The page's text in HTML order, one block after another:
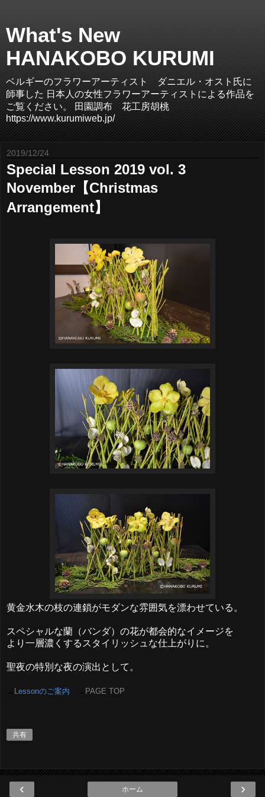
What's New
HANAKOBO KURUMI
ベルギーのフラワーアーティスト ダニエル・オスト氏に
師事した 日本人の女性フラワーアーティストによる作品を
ご覧ください。 田園調布 花工房胡桃
https://www.kurumiweb.jp/
2019/12/24
Special Lesson 2019 vol. 3
November【Christmas
Arrangement】
黄金水木の枝の連鎖がモダンな雰囲気を漂わせている。
スペシャルな蘭（バンダ）の花が都会的なイメージを
より一層濃くするスタイリッシュな仕上がりに。
聖夜の特別な夜の演出として。
Lessonのご案内 PAGE TOP
共有
‹ ›
ホーム